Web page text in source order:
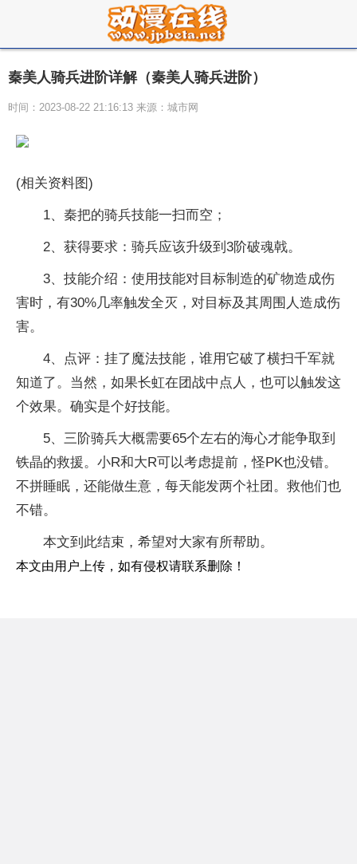
秦美人骑兵进阶详解（秦美人骑兵进阶）
时间：2023-08-22 21:16:13 来源：城市网
(相关资料图)
1、秦把的骑兵技能一扫而空；
2、获得要求：骑兵应该升级到3阶破魂戟。
3、技能介绍：使用技能对目标制造的矿物造成伤
害时，有30%几率触发全灭，对目标及其周围人造成伤
害。
4、点评：挂了魔法技能，谁用它破了横扫千军就
知道了。当然，如果长虹在团战中点人，也可以触发这
个效果。确实是个好技能。
5、三阶骑兵大概需要65个左右的海心才能争取到
铁晶的救援。小R和大R可以考虑提前，怪PK也没错。
不拼睡眠，还能做生意，每天能发两个社团。救他们也
不错。
本文到此结束，希望对大家有所帮助。
本文由用户上传，如有侵权请联系删除！